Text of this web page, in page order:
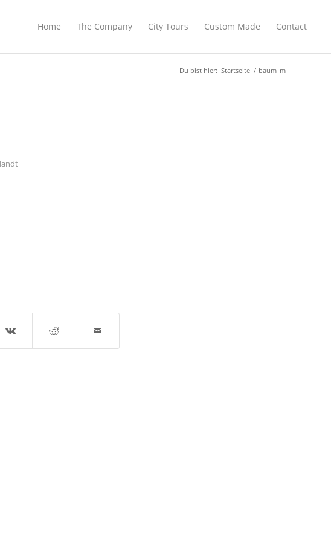
Home The Company City Tours Custom Made Contact
Du bist hier: Startseite / baum_m